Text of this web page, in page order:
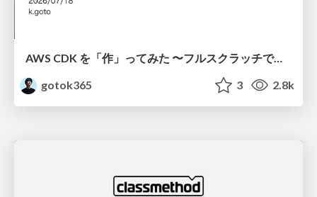
AWS CDK を「作」ってみた 〜フルスクラッチで見えた CDK の裏側〜 / aws-cdk-from-scratch
gotok365
3 2.8k